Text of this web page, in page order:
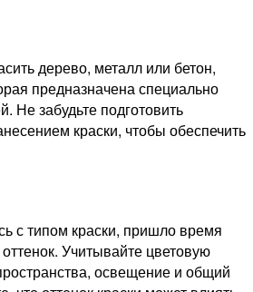
дерево, металл или бетон,
предназначена специально
Не забудьте подготовить
краски, чтобы обеспечить
с типом краски, пришло время
Учитывайте цветовую
освещение и общий